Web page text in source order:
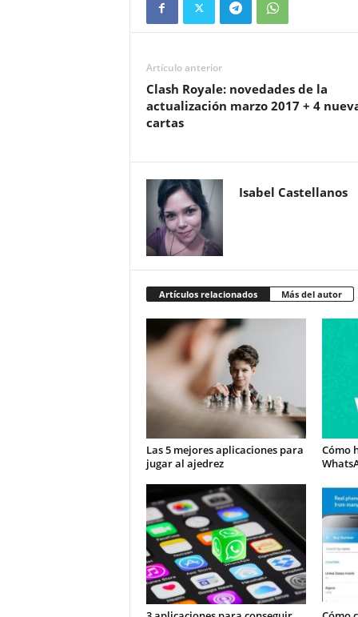
Artículo anterior
Clash Royale: novedades de la
actualización marzo 2017 + 4
cartas
Isabel Castellanos
Artículos relacionados Más del autor
Las 5 mejores aplicaciones para
jugar al ajedrez
Cómo